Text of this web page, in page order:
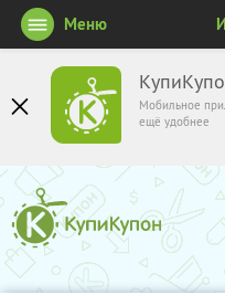
Мобильное
ещё удобнее
Меню